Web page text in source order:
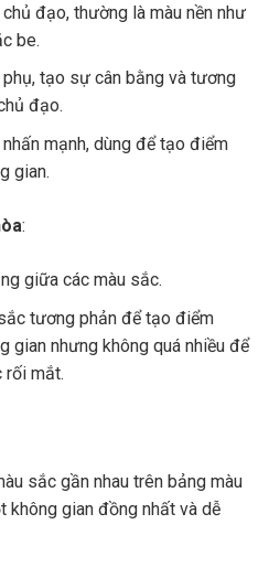
đạo, thường là màu nền như
be.
tạo sự cân bằng và tương
đạo.
mạnh, dùng để tạo điểm
gian.
:
giữa các màu sắc.
tương phản để tạo điểm
gian nhưng không quá nhiều để
rối mắt.
sắc gần nhau trên bảng màu
không gian đồng nhất và dễ